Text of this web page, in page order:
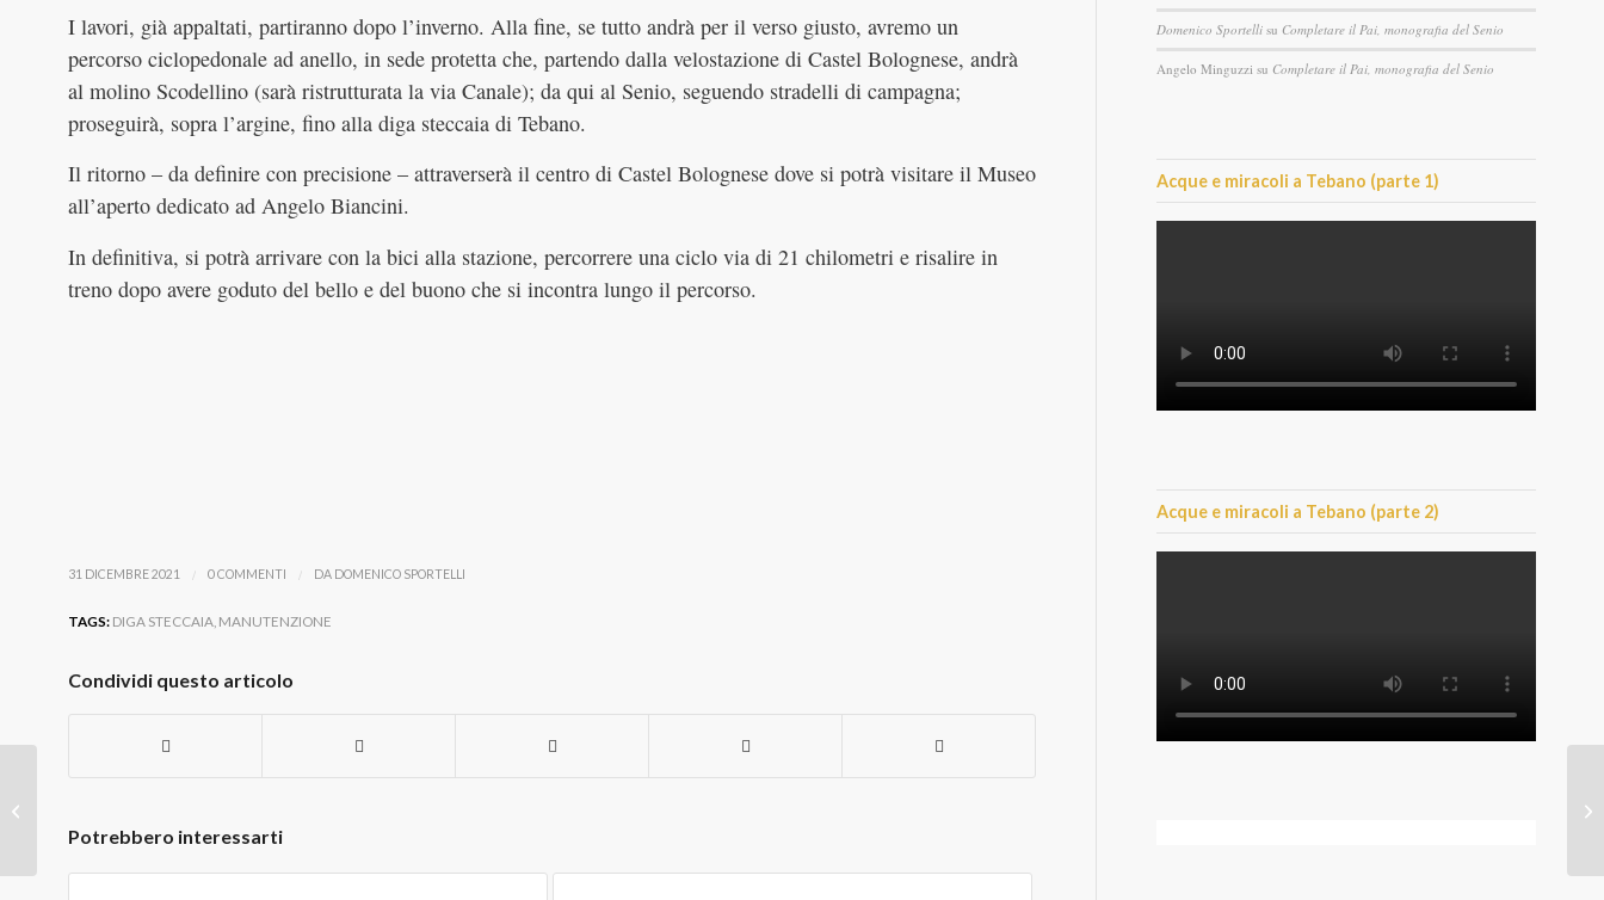
I lavori, già appaltati, partiranno dopo l’inverno. Alla fine, se tutto andrà per il verso giusto, avremo un
percorso ciclopedonale ad anello, in sede protetta che, partendo dalla velostazione di Castel Bolognese, andrà
al molino Scodellino (sarà ristrutturata la via Canale); da qui al Senio, seguendo stradelli di campagna;
proseguirà, sopra l’argine, fino alla diga steccaia di Tebano.
Il ritorno – da definire con precisione – attraverserà il centro di Castel Bolognese dove si potrà visitare il Museo
all’aperto dedicato ad Angelo Biancini.
In definitiva, si potrà arrivare con la bici alla stazione, percorrere una ciclo via di 21 chilometri e risalire in
treno dopo avere goduto del bello e del buono che si incontra lungo il percorso.
31 DICEMBRE 2021 / 0 COMMENTI / DA DOMENICO SPORTELLI
TAGS: DIGA STECCAIA MANUTENZIONE
Condividi questo articolo
Potrebbero interessarti
Domenico Sportelli su Completare il Pai, monografia del Senio
Angelo Minguzzi su Completare il Pai, monografia del Senio
Acque e miracoli a Tebano (parte 1)
Acque e miracoli a Tebano (parte 2)